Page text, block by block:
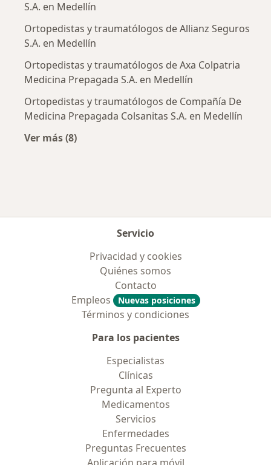
S.A. en Medellín
Ortopedistas y traumatólogos de Allianz Seguros
S.A. en Medellín
Ortopedistas y traumatólogos de Axa Colpatria
Medicina Prepagada S.A. en Medellín
Ortopedistas y traumatólogos de Compañía De
Medicina Prepagada Colsanitas S.A. en Medellín
Ver más (8)
Servicio
Privacidad y cookies
Quiénes somos
Contacto
Empleos
Nuevas posiciones
Términos y condiciones
Para los pacientes
Especialistas
Clínicas
Pregunta al Experto
Medicamentos
Servicios
Enfermedades
Preguntas Frecuentes